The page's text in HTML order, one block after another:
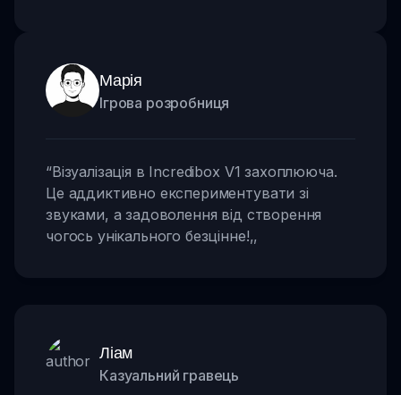
Марія
Ігрова розробниця
“Візуалізація в Incredibox V1 захоплююча.
Це аддиктивно експериментувати зі
звуками, а задоволення від створення
чогось унікального безцінне!,,
Ліам
Казуальний гравець